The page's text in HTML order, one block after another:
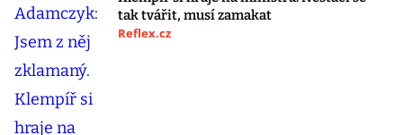
tak tvářit, musí zamakat
Reflex.cz